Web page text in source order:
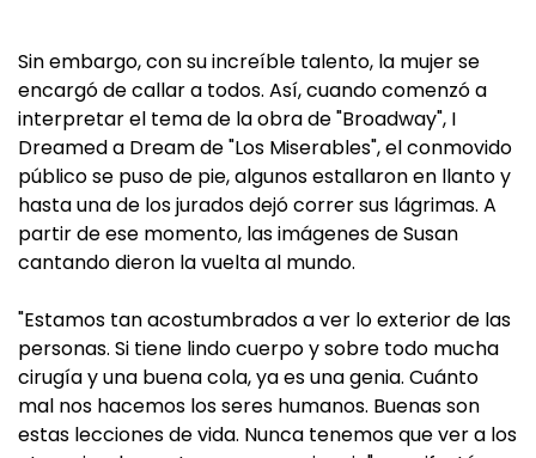
Sin embargo, con su increíble talento, la mujer se
encargó de callar a todos. Así, cuando comenzó a
interpretar el tema de la obra de "Broadway", I
Dreamed a Dream de "Los Miserables", el conmovido
público se puso de pie, algunos estallaron en llanto y
hasta una de los jurados dejó correr sus lágrimas. A
partir de ese momento, las imágenes de Susan
cantando dieron la vuelta al mundo.
"Estamos tan acostumbrados a ver lo exterior de las
personas. Si tiene lindo cuerpo y sobre todo mucha
cirugía y una buena cola, ya es una genia. Cuánto
mal nos hacemos los seres humanos. Buenas son
estas lecciones de vida. Nunca tenemos que ver a los